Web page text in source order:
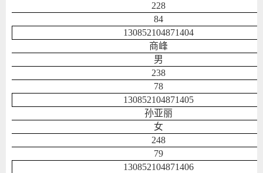
228
84
130852104871404
商峰
男
238
78
130852104871405
孙亚丽
女
248
79
130852104871406